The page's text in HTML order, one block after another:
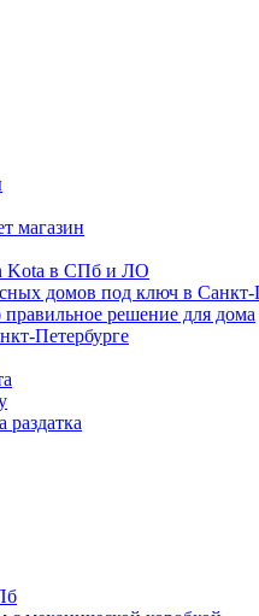
магазин
Kota в СПб и ЛО
домов под ключ в Санкт-
решение для дома
Петербурге
раздатка